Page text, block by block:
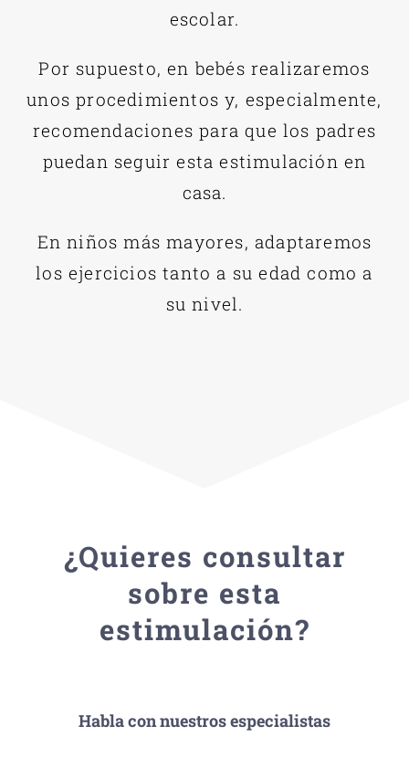
escolar.
Por supuesto, en bebés realizaremos
unos procedimientos y, especialmente,
recomendaciones para que los padres
puedan seguir esta estimulación en
casa.
En niños más mayores, adaptaremos
los ejercicios tanto a su edad como a
su nivel.
¿Quieres consultar
sobre esta
estimulación?
Habla con nuestros especialistas